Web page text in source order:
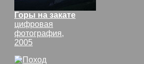
Горы на закате
цифровая
фотография,
2005